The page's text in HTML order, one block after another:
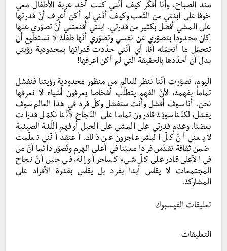
منذ الصباح، وأنا أفكّر كيف أنّني كنت آخذ عربة الأطفال معي
خوفا على ابنتي من التّعب وكيف أنّني لم أكن أعرف أنّ قدرتها
على المشي أفضل بكثير من قدرتي. ابنتي أقنعتني أنّ تصوّري عنها
كان محدودا بتصوّري عن نفسي وتصوّري أنّها طفلة لا تستطيع أن
تتحمّل ما أتحمّله أنا، أي أنّني حدّدت قدراتها بمحدودية رؤيتي
بدل أن أحدّدها بالحقيقة التي لم أكن اعرفها!
اليوم، تصوّرت أنّنا ننظر للعالم من منظور محدودية رؤيتنا فنفشل
تماما بفهمه، لأنّ الفهم يتطلّب أشخاصا يعرفون أشياء لا نعرفها
نحن. أنا سوف أفشل وأنت ستفشل وكلّ فرد في هذا العالم سوف
يفشل، لكنّنا سويّة قادرون تماما على النّجاح لأنّنا نكمّل قدرات
بعضنا. وعدم قدرتي على المشي على الحبل أو فهم اللّغة الصينية
لا يعني أنّ كلّ البشر عاجزون عن ذلك. أعتقد أنّني تعلّمت
ضمن ثقافة تقدّس فردا معيّنا في أعلى الهرم وتُصوّر دائما أنّ من
في الأعلى قادر على كلّ شيء كساحر أو إله، في حين أنّ نجاح
المجتمعات لا يقاس أبدا بفرد بل يقاس بقدرة الأفراد على
المشاركة.
تعليقات الفيسبوك
التعليقات